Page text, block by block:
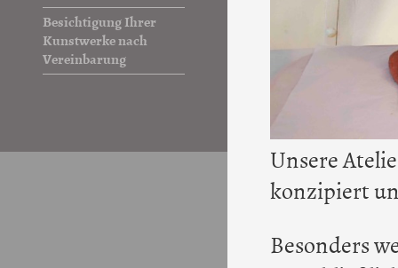
Unsere
konzipiert
Besonders
Besichtigung Ihrer
Kunstwerke nach
Vereinbarung